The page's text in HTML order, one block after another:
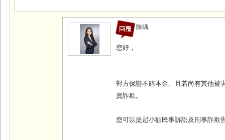
陳瑀
您好，
對方保證不賠本金、且若尚有其他被
資詐欺。
您可以提起小額民事訴訟及刑事詐欺